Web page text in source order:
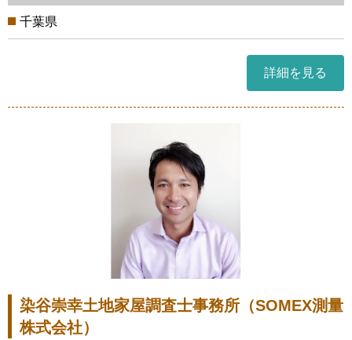
千葉県
詳細を見る
染谷崇幸土地家屋調査士事務所（SOMEX測量
株式会社）